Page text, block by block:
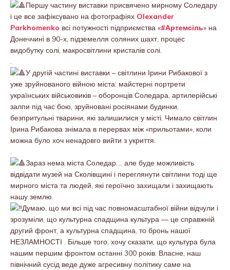
Першу частину виставки присвячено мирному Соледару
і це все зафіксувано на фотографіях Olexander
Parkhomenko всі потужності підприємства «#Артемсіль» на
Донеччині в 90-х, підземелля соляних шахт, процес
видобутку солі, макросвітлини кристалів солі.
.
У другій частині виставки – світлини Ірини Рибакової з
уже зруйнованого війною міста: майстерні портрети
українських військовиків – оборонців Соледара, артилерійські
залпи під час бою, зруйновані росіянами будинки,
безпритульні тварини, які залишилися у місті. Чимало світлин
Ірина Рибакова знімала в перервах між «прильотами», коли
можна було хоч ненадовго вийти з укриття.
.
Зараз нема міста Соледар…. але буде можливість
відвідати музей на Сколівщині і переглянути світлини тоді ще
мирного міста та людей, які героїчно захищали і захищають
нашу землю.
Думаю, що ми всі під час повномасштабної війни відчули і
зрозуміли, що культурна спадщина культура — це справжній
другий фронт, а культурна спадщина, то бронь нашої
НЕЗЛАМНОСТІ . Більше того, хочу сказати, що культура була
нашим першим фронтом останні 300 років. Власне, наш
північний сусід веде дуже агресивну політику саме на